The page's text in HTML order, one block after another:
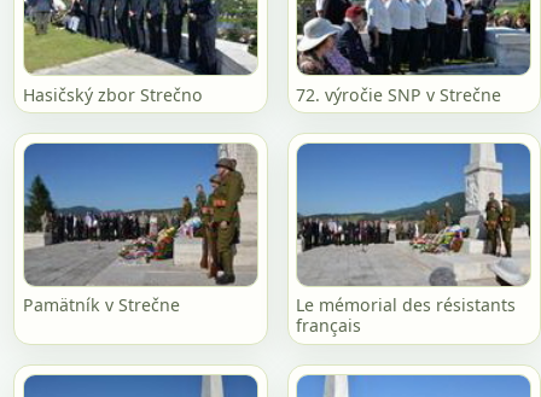
Hasičský zbor Strečno 72. výročie SNP v Strečne
Pamätník v Strečne
Le mémorial des résistants
français